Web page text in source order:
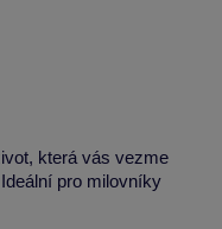
která vás vezme
pro milovníky